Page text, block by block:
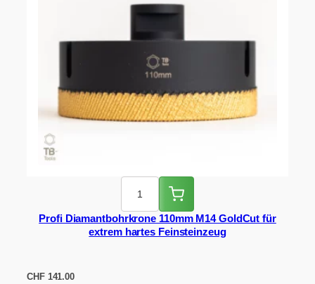
Profi Diamantbohrkrone 110mm M14 GoldCut für
extrem hartes Feinsteinzeug
CHF141.00